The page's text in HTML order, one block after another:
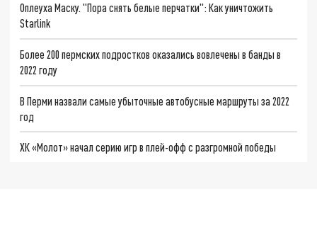
Оплеуха Маску. "Пора снять белые перчатки": Как уничтожить
Starlink
Более 200 пермских подростков оказались вовлечены в банды в
2022 году
В Перми назвали самые убыточные автобусные маршруты за 2022
год
ХК «Молот» начал серию игр в плей-офф с разгромной победы